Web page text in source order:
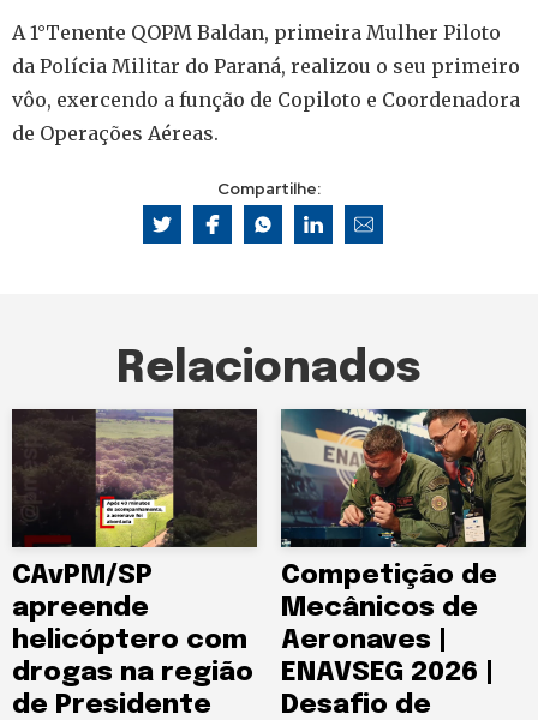
A 1°Tenente QOPM Baldan, primeira Mulher Piloto
da Polícia Militar do Paraná, realizou o seu primeiro
vôo, exercendo a função de Copiloto e Coordenadora
de Operações Aéreas.
Compartilhe:
Relacionados
CAvPM/SP
apreende
helicóptero com
drogas na região
de Presidente
Competição de
Mecânicos de
Aeronaves |
ENAVSEG 2026 |
Desafio de